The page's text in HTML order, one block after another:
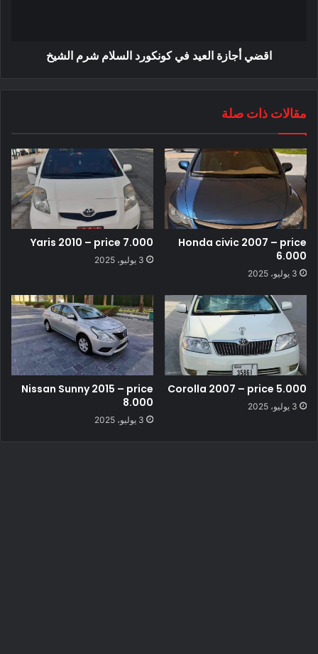
اقضي أجازة العيد في كونكورد السلام شرم الشيخ
مقالات ذات صلة
Honda civic 2007 – price
6.000
3 يوليو، 2025
Yaris 2010 – price 7.000
3 يوليو، 2025
Corolla 2007 – price 5.000
3 يوليو، 2025
Nissan Sunny 2015 – price
8.000
3 يوليو، 2025